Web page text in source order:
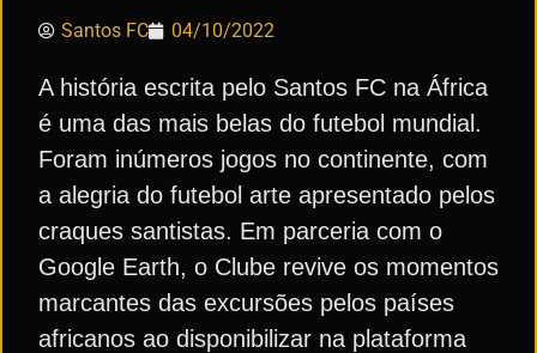
Santos FC 04/10/2022
A história escrita pelo Santos FC na África
é uma das mais belas do futebol mundial.
Foram inúmeros jogos no continente, com
a alegria do futebol arte apresentado pelos
craques santistas. Em parceria com o
Google Earth, o Clube revive os momentos
marcantes das excursões pelos países
africanos ao disponibilizar na plataforma